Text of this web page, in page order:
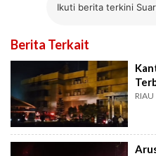
Ikuti berita terkini
Berita Terkait
RIAU